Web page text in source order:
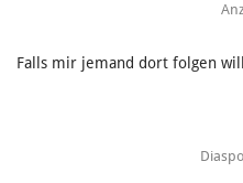
Falls mir jemand dort folgen